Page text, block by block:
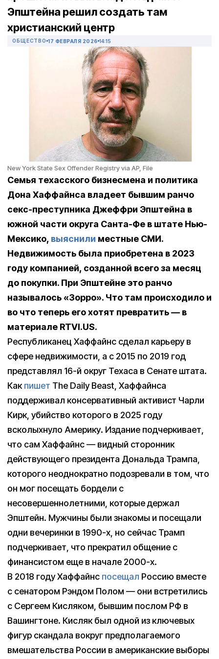
Эпштейна решил создать там
христианский центр
ОБЩЕСТВО 17 ФЕВРАЛЯ 2026 14:15
New York State Sex Offender Registry via AP, File
Семья техасского бизнесмена и политика
Дона Хаффайнса владеет бывшим ранчо
секс-преступника Джеффри Эпштейна в
южной части округа Санта-Фе в штате Нью-
Мексико, выяснили местные СМИ.
Недвижимость была приобретена в 2023
году компанией, созданной всего за месяц
до покупки. При Эпштейне это ранчо
называлось «Зорро». Что там происходило и
во что теперь его хотят превратить — в
материале RTVI.US.
Республиканец Хаффайнс сделал карьеру в
сфере недвижимости, а с 2015 по 2019 год
представлял 16-й округ Техаса в Сенате штата.
Какпишет The Daily Beast, Хаффайнса
поддерживал консервативный активист Чарли
Кирк, убийство которого в 2025 году
всколыхнуло Америку. Издание подчеркивает,
что сам Хаффайнс — видный сторонник
действующего президента Дональда Трампа,
которого неоднократно подозревали в том, что
он мог посещать бордели с
несовершеннолетними, которые держал
Эпштейн. Мужчины были знакомы и посещали
одни вечеринки в 1990-х, но сейчас Трамп
подчеркивает, что прекратил общение с
финансистом еще в начале 2000-х.
В 2018 году Хаффайнс посещал Россию вместе
с сенатором Рэндом Полом — они встретились
с Сергеем Кисляком, бывшим послом РФ в
Вашингтоне. Кисляк был одной из ключевых
фигур скандала вокруг предполагаемого
вмешательства России в американские выборы